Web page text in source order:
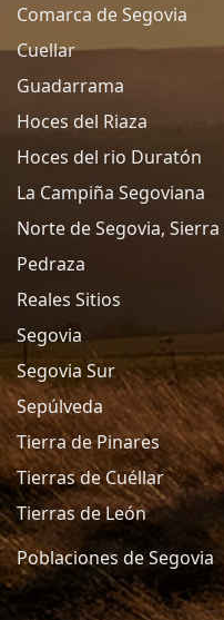
Comarca de Segovia
Cuellar
Guadarrama
Hoces del Riaza
Hoces del rio Duratón
La Campiña Segoviana
Norte de Segovia,
Pedraza
Reales Sitios
Segovia
Segovia Sur
Sepúlveda
Tierra de Pinares
Tierras de Cuéllar
Tierras de León
Poblaciones de Segovia